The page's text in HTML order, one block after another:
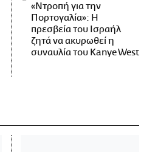
«Ντροπή για την
Πορτογαλία»: Η
πρεσβεία του Ισραήλ
ζητά να ακυρωθεί η
συναυλία του Kanye West